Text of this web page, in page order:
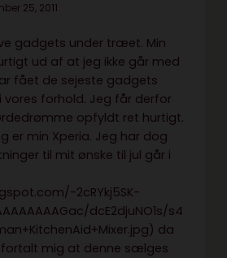
25, 2011
gadgets under træet. Min
ud af at jeg ikke går med
fået de sejeste gadgets
forhold. Jeg får derfor
opfyldt ret hurtigt.
er min Xperia. Jeg har dog
til mit ønske til jul går i
2cRYkj5SK-
dcE2djuNO1s/s4
) da
mig at denne sælges